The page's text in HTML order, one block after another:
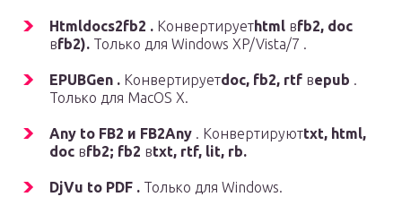
Htmldocs2fb2 . Конвертируетhtml вfb2, doc
вfb2). Только для Windows XP/Vista/7 .
EPUBGen . Конвертируетdoc, fb2, rtf вepub .
Только для MacOS X.
Any to FB2 и FB2Any . Конвертируютtxt, html,
doc вfb2; fb2 вtxt, rtf, lit, rb.
DjVu to PDF . Только для Windows.